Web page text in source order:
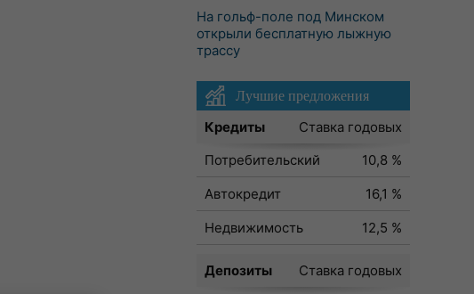
На гольф-поле под Минском
открыли бесплатную лыжную
трассу
Лучшие предложения
Кредиты
Ставка годовых
Потребительский
10,8 %
Автокредит
16,1 %
Недвижимость
12,5 %
Депозиты
Ставка годовых